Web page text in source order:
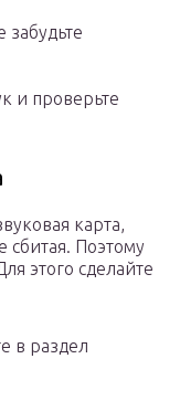
и проверьте
карта,
сбитая. Поэтому
этого сделайте
в раздел